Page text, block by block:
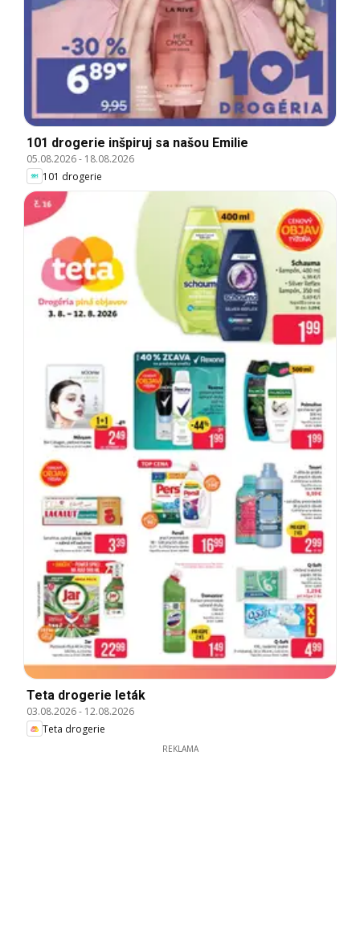
101 drogerie inšpiruj sa našou Emilie
05.08.2026- 18.08.2026
101 drogerie
Teta drogerie leták
03.08.2026- 12.08.2026
Teta drogerie
REKLAMA